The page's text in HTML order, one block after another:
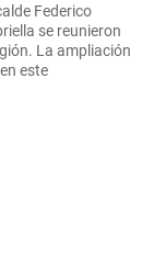
Federico
se reunieron
La ampliación
este